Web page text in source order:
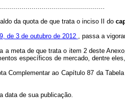
da quota de que trata o inciso II do
de 3 de outubro de 2012 , passa a
a meta de que trata o item 2 deste
específicos de mercado, dentre
Complementar ao Capítulo 87 da
data de sua publicação.